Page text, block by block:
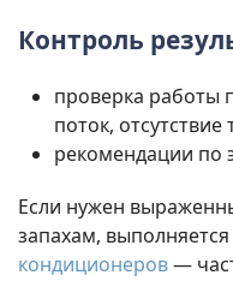
Контроль
проверка работы
поток, отсутствие
рекомендации по
Если нужен
запахам,
кондиционеров—